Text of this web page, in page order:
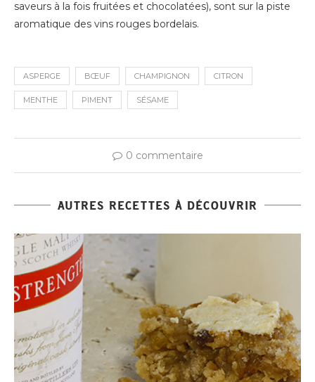
saveurs à la fois fruitées et chocolatées), sont sur la piste
aromatique des vins rouges bordelais.
ASPERGE BŒUF CHAMPIGNON CITRON
MENTHE PIMENT SÉSAME
0 commentaire
AUTRES RECETTES À DÉCOUVRIR